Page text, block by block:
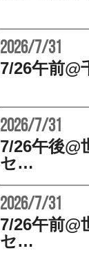
2026/7/31
7/26午前
2026/7/31
7/26午後@
セ…
2026/7/31
7/26午前@
セ…